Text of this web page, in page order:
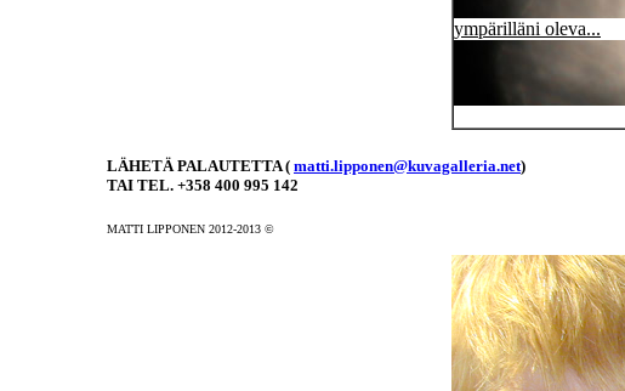
ympärilläni oleva...
LÄHETÄ PALAUTETTA ( matti.lipponen@kuvagalleria.net)
TAI TEL. +358 400 995 142
MATTI LIPPONEN 2012-2013 ©